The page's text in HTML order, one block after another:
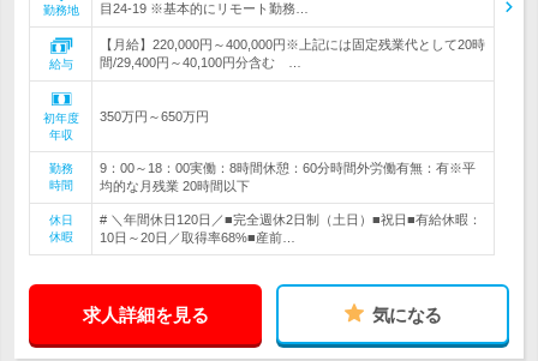
勤務地
目24-19 ※基本的にリモート勤務…
給与
【月給】220,000円～400,000円※上記には固定残業代として20時
間/29,400円～40,100円分含む …
初年度
年収
350万円～650万円
勤務
時間
9：00～18：00実働：8時間休憩：60分時間外労働有無：有※平
均的な月残業 20時間以下
休日
休暇
# ＼年間休日120日／■完全週休2日制（土日）■祝日■有給休暇：
10日～20日／取得率68%■産前…
求人詳細を見る 気になる